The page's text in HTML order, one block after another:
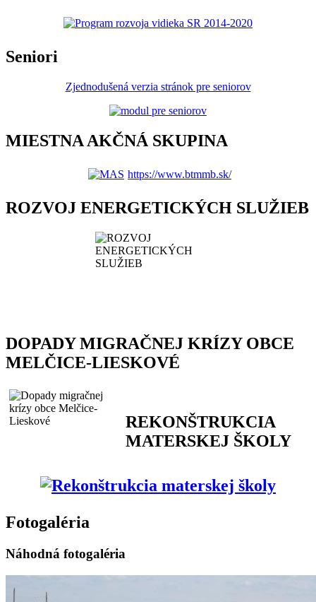
Seniori
Zjednodušená verzia stránok pre seniorov
MIESTNA AKČNÁ SKUPINA
https://www.btmmb.sk/
ROZVOJ ENERGETICKÝCH SLUŽIEB
DOPADY MIGRAČNEJ KRÍZY OBCE
MELČICE-LIESKOVÉ
REKONŠTRUKCIA
MATERSKEJ ŠKOLY
Fotogaléria
Náhodná fotogaléria